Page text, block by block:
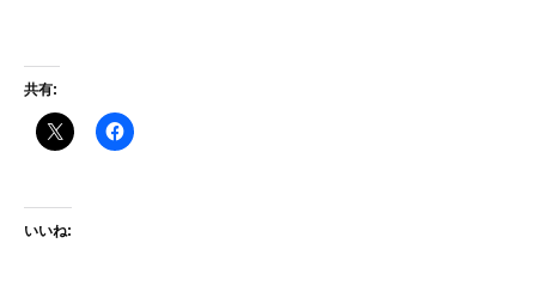
共有:
いいね: